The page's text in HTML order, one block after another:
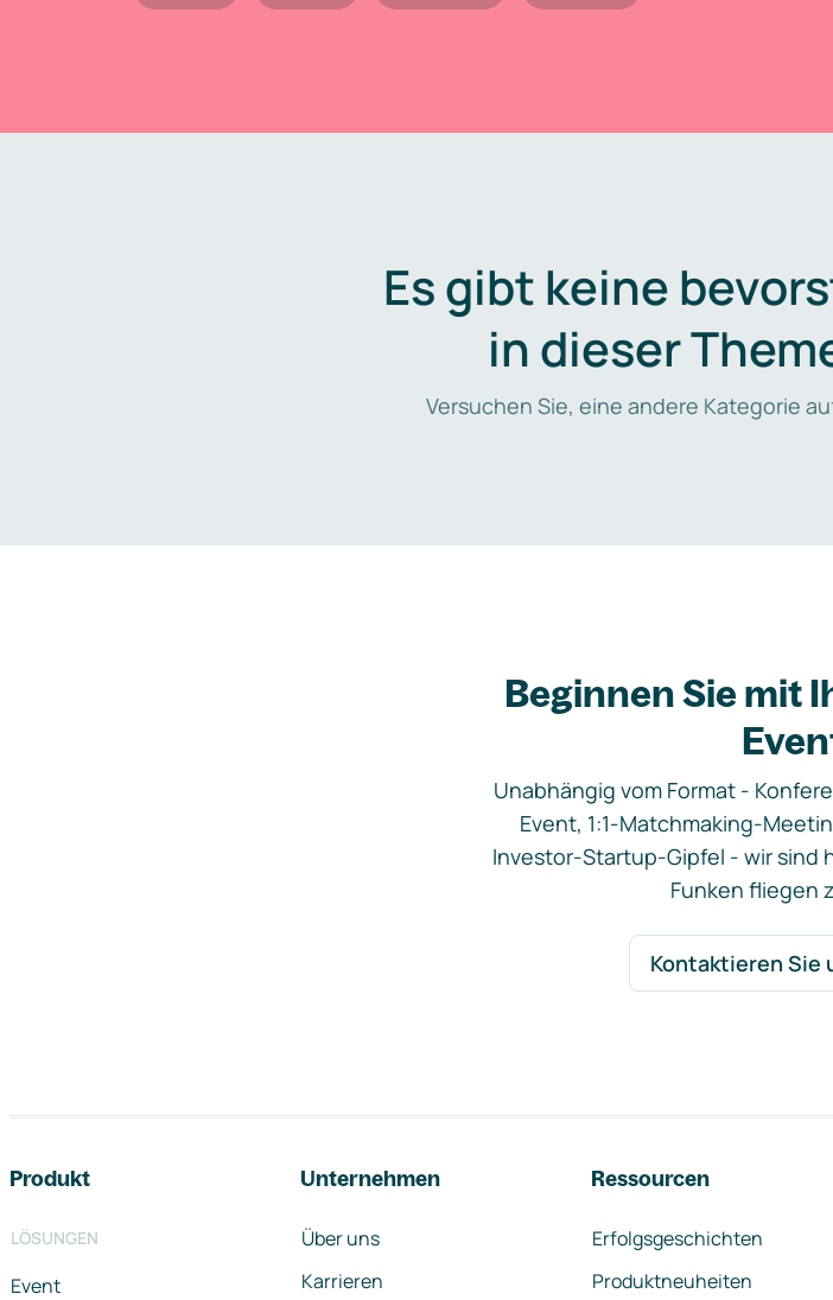
Es gibt keine
in dieser
Versuchen Sie, eine andere Kategorie
Beginnen Sie mit
Unabhängig vom Format -
Event, 1:1-Matchmaking-
Investor-Startup-Gipfel - wir sind
Funken fliegen
Kontaktieren Sie
Produkt
LÖSUNGEN
Event
Unternehmen
Über uns
Karrieren
Ressourcen
Erfolgsgeschichten
Produktneuheiten